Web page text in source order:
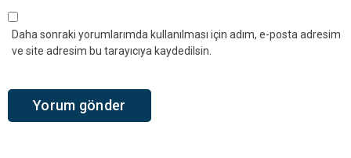
Daha sonraki yorumlarımda kullanılması için adım, e-posta adresim
ve site adresim bu tarayıcıya kaydedilsin.